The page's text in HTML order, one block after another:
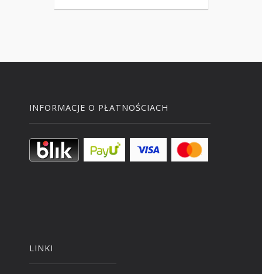
INFORMACJE O PŁATNOŚCIACH
LINKI